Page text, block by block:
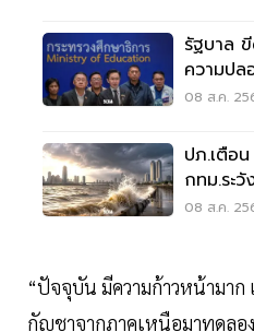
รัฐบาล
ความป
บูลลี่
08 ส.ค.
ปภ.เตือ
กทม.ระวั
ส.ค.69
08 ส.ค.
“ปัจจุบัน มีความก้าวหน้ามาก
กัญชาจากภาคเหนือมาทดลอ